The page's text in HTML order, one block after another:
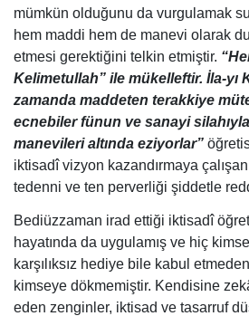
mümkün olduğunu da vurgulamak
hem maddi hem de manevi olarak
etmesi gerektiğini telkin etmiştir.
Kelimetullah” ile mükelleftir. İla-yı
zamanda maddeten terakkiye
ecnebiler fünun ve sanayi
manevileri altında eziyorlar”
iktisadî vizyon kazandırmaya
tedenni ve ten perverliği şiddetle
Bediüzzaman irad ettiği iktisadî
hayatında da uygulamış ve hiç
karşılıksız hediye bile kabul
kimseye dökmemiştir. Kendisine
eden zenginler, iktisad ve tasarruf